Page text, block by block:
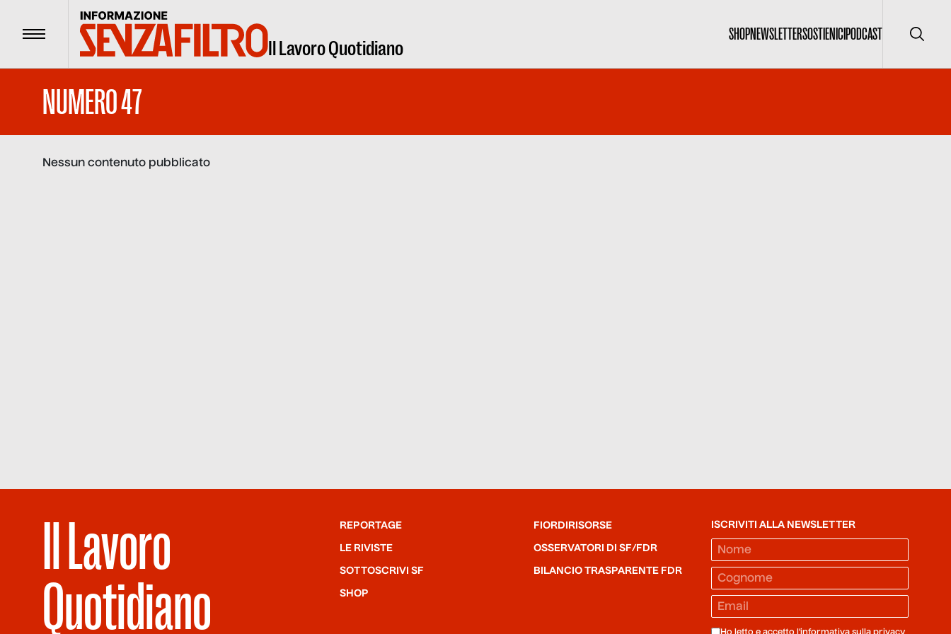
Menu Il Lavoro Quotidiano
SHOPNEWSLETTERSOSTIENICIPODCAST Cerca
NUMERO 47
Nessun contenuto pubblicato
Il Lavoro
Quotidiano
REPORTAGE
LE RIVISTE
SOTTOSCRIVI SF
SHOP
FIORDIRISORSE
OSSERVATORI DI SF/FDR
BILANCIO TRASPARENTE FDR
ISCRIVITI ALLA NEWSLETTER